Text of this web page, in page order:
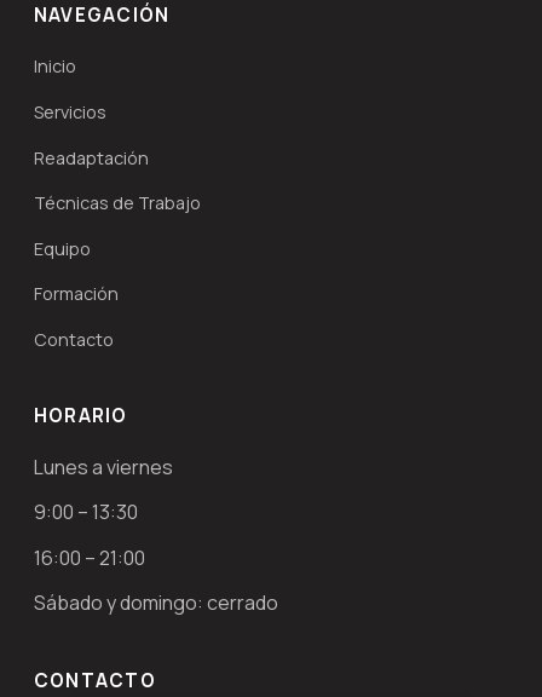
NAVEGACIÓN
Inicio
Servicios
Readaptación
Técnicas de Trabajo
Equipo
Formación
Contacto
HORARIO
Lunes a viernes
9:00 – 13:30
16:00 – 21:00
Sábado y domingo: cerrado
CONTACTO